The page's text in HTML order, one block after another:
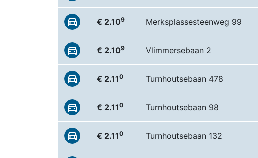
€ 2.109 Merksplassesteenweg 99
€ 2.109 Vlimmersebaan 2
€ 2.110 Turnhoutsebaan 478
€ 2.110 Turnhoutsebaan 98
€ 2.110 Turnhoutsebaan 132